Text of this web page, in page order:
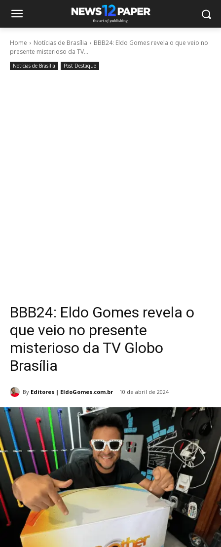
Home Notícias de Brasília
BBB24: Eldo Gomes revela o que veio no
presente misterioso da TV...
Notícias de Brasília Post Destaque
BBB24: Eldo Gomes revela o
que veio no presente
misterioso da TV Globo
Brasília
By Editores | EldoGomes.com.br 10 de abril de 2024